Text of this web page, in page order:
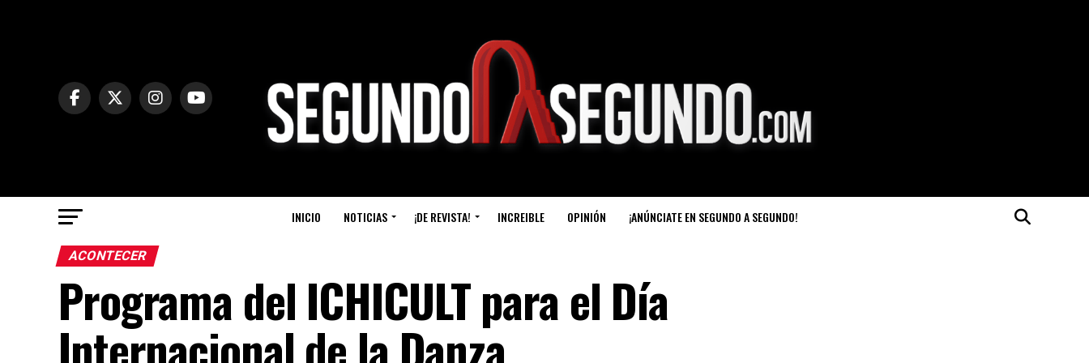
INICIO NOTICIAS ¡DE REVISTA! INCREIBLE OPINIÓN ¡ANÚNCIATE EN SEGUNDO A SEGUNDO!
ACONTECER
Programa del ICHICULT para el Día
Internacional de la Danza